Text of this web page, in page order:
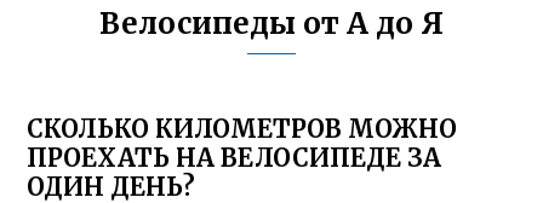
Велосипеды от А до Я
СКОЛЬКО КИЛОМЕТРОВ МОЖНО
ПРОЕХАТЬ НА ВЕЛОСИПЕДЕ ЗА
ОДИН ДЕНЬ?